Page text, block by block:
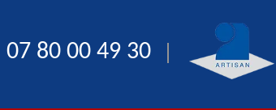
07 80 00 49 30